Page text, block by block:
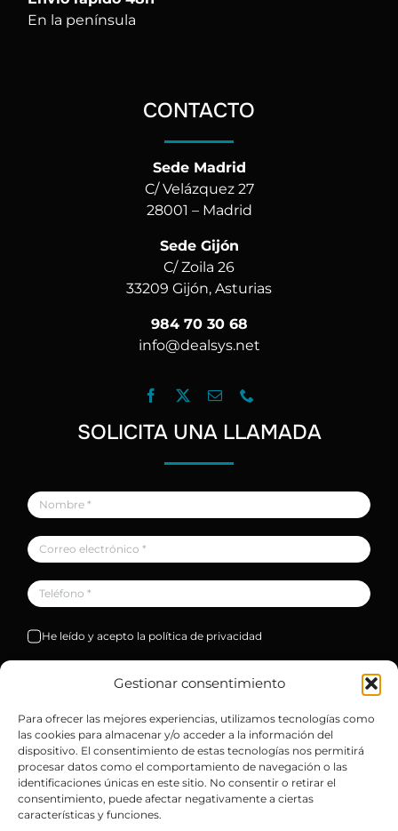
Gestionar consentimiento
Para ofrecer las mejores experiencias, utilizamos tecnologías como
las cookies para almacenar y/o acceder a la información del
dispositivo. El consentimiento de estas tecnologías nos permitirá
procesar datos como el comportamiento de navegación o las
identificaciones únicas en este sitio. No consentir o retirar el
consentimiento, puede afectar negativamente a ciertas
características y funciones.
En la península
CONTACTO
Sede Madrid
C/ Velázquez 27
28001 – Madrid
Sede Gijón
C/ Zoila 26
33209 Gijón, Asturias
984 70 30 68
info@dealsys.net
SOLICITA UNA LLAMADA
He leído y acepto la política de privacidad